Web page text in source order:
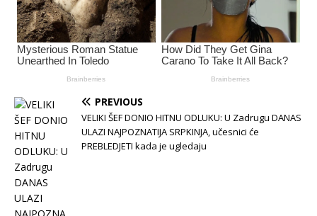
PREVIOUS
VELIKI ŠEF DONIO HITNU ODLUKU: U Zadrugu DANAS
ULAZI NAJPOZNATIJA SRPKINJA, učesnici će
PREBLEDJETI kada je ugledaju